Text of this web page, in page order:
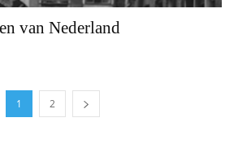
van Nederland
1 2